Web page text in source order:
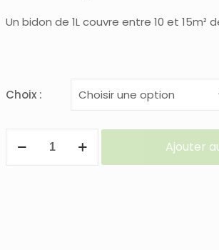
Un bidon de 1L couvre entre 10 et 15m²
Choix :
Ajouter